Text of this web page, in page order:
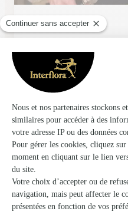
Fleurs du Midi
★4.5 (51)
Place de la Commune de Paris
Voir la boutique
Tresors Fleuris